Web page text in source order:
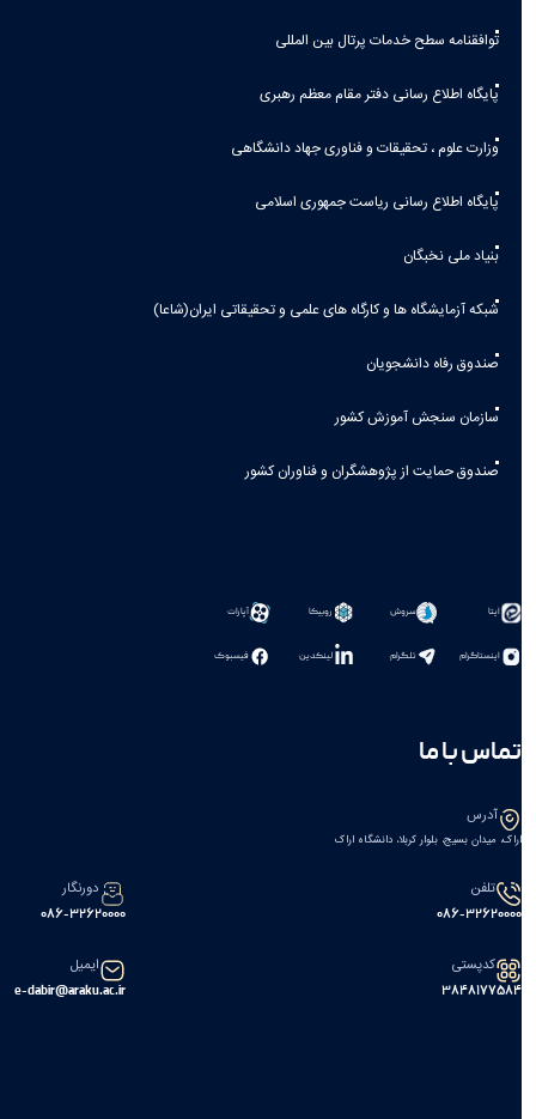
توافقنامه سطح خدمات پرتال بین المللی
پایگاه اطلاع رسانی دفتر مقام معظم رهبری
وزارت علوم ، تحقیقات و فناوری جهاد دانشگاهی
پایگاه اطلاع رسانی ریاست جمهوری اسلامی
بنیاد ملی نخبگان
شبکه آزمایشگاه ها و کارگاه های علمی و تحقیقاتی ایران(شاعا)
صندوق رفاه دانشجویان
سازمان سنجش آموزش کشور
صندوق حمایت از پژوهشگران و فناوران کشور
ایتا سروش روبیکا آپارات
اینستاگرام تلگرام لینکدین فیسبوک
تماس با ما
آدرس
اراک، میدان بسیج، بلوار کربلا، دانشگاه اراک
تلفن
086-32620000
دورنگار
086-32620000
کدپستی
۳۸۴۸۱۷۷۵۸۴
ایمیل
e-dabir@araku.ac.ir